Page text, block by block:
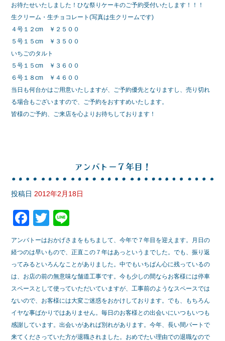
お待たせいたしました！ひな祭りケーキのご予約受付いたします！！！
生クリーム・生チョコレート(写真は生クリームです)
４号１２cm ￥２５００
５号１５cm ￥３５００
いちごのタルト
５号１５cm ￥３６００
６号１８cm ￥４６００
当日も何台かはご用意いたしますが、ご予約優先となりますし、売り切れ
る場合もございますので、ご予約をおすすめいたします。
皆様のご予約、ご来店を心よりお待ちしております！
アンバトー７年目！
投稿日 2012年2月18日
F
a
c
e
b
o
o
k
T
wi
tt
er
n
e
アンバトーはおかげさまをもちまして、今年で７年目を迎えます。月日の
経つのは早いもので、正直この７年はあっというまでした。でも、振り返
ってみるといろんなことがありました。中でもいちばん心に残っているの
は、お店の前の無意味な舗道工事です。今も少しの間ならお客様には停車
スペースとして使っていただいていますが、工事前のようなスペースでは
ないので、お客様には大変ご迷惑をおかけしております。でも、もちろん
イヤな事ばかりではありません。毎日のお客様との出会いにいつもいつも
感謝しています。出会いがあれば別れがあります。今年、長い間パートで
来てくださっていた方が退職されました。おめでたい理由での退職なので